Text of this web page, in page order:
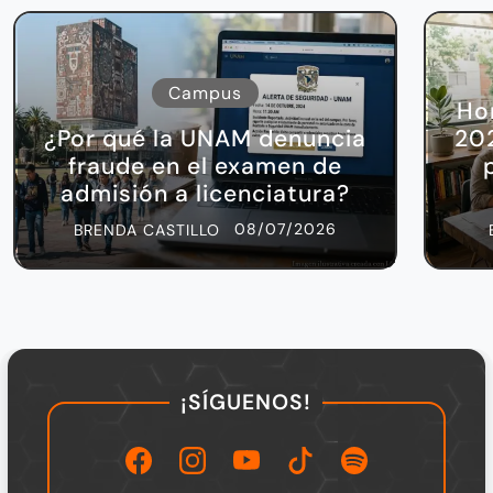
Campus
¿Por qué la UNAM denuncia
fraude en el examen de
admisión a licenciatura?
BRENDA CASTILLO 08/07/2026
¡SÍGUENOS!